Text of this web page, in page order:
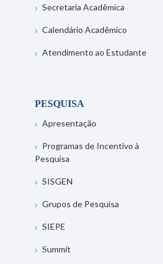
Secretaria Acadêmica
Calendário Acadêmico
Atendimento ao Estudante
PESQUISA
Apresentação
Programas de Incentivo à
Pesquisa
SISGEN
Grupos de Pesquisa
SIEPE
Summit